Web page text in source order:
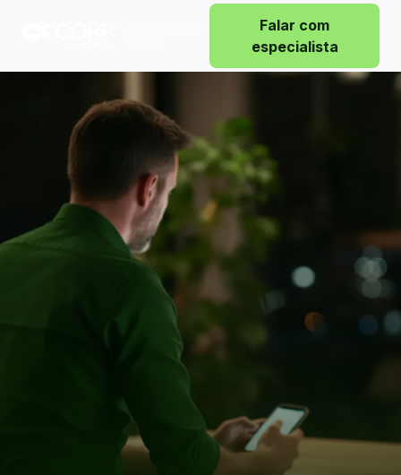
Falar com
especialista